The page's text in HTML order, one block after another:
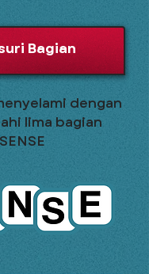
Bagian
dengan
lima bagian
SENSE